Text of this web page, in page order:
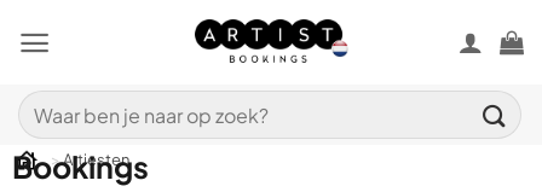
naar
Zoeken
naar:
>Artiesten
Artiestenaanbod van Artist
Bookings